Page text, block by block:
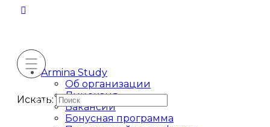
Armina Study
Об организации
Лицензия
Вакансии
Бонусная программа
Искать: